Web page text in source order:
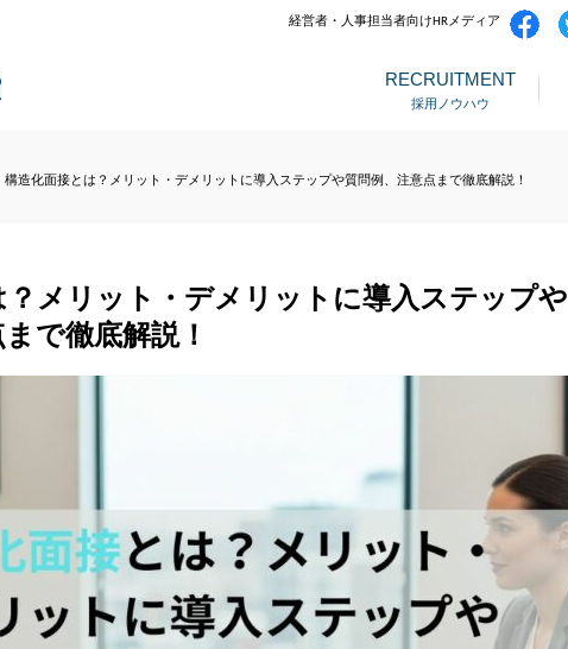
経営者・人事担当者向けHRメディア
採用ノウハウ
RECRUITMENT
構造化面接とは？メリット・デメリットに導入ステップや質問例、注意点まで徹底解説！
メリット・デメリットに導入ステップや
で徹底解説！